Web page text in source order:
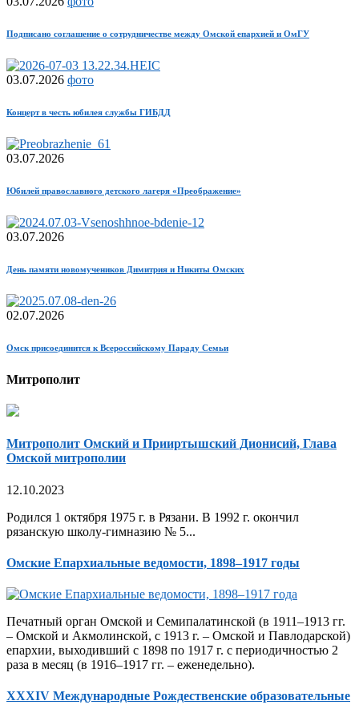
Подписано соглашение о сотрудничестве между Омской епархией и ОмГУ
03.07.2026 фото
Концерт в честь юбилея службы ГИБДД
03.07.2026
Юбилей православного детского лагеря «Преображение»
03.07.2026
День памяти новомучеников Димитрия и Никиты Омских
02.07.2026
Омск присоединится к Всероссийскому Параду Семьи
Митрополит
Митрополит Омский и Прииртышский Дионисий, Глава
Омской митрополии
12.10.2023
Родился 1 октября 1975 г. в Рязани. В 1992 г. окончил
рязанскую школу-гимназию № 5...
Омские Епархиальные ведомости, 1898–1917 годы
Печатный орган Омской и Семипалатинской (в 1911–1913 гг.
– Омской и Акмолинской, с 1913 г. – Омской и Павлодарской)
епархии, выходивший с 1898 по 1917 г. с периодичностью 2
раза в месяц (в 1916–1917 гг. – еженедельно).
XXXIV Международные Рождественские образовательные